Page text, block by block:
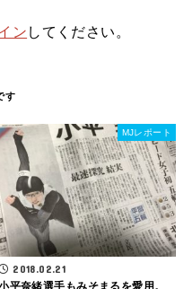
ン してください。
MJレポート
2018.02.21